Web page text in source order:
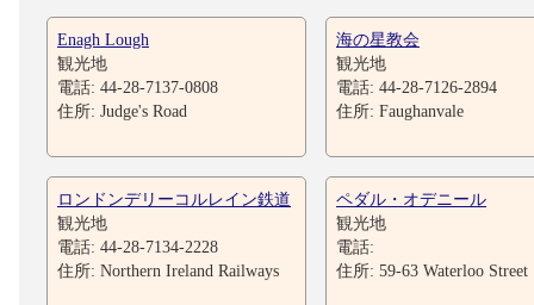
Enagh Lough
観光地
電話: 44-28-7137-0808
住所: Judge's Road
海の星教会
観光地
電話: 44-28-7126-2894
住所: Faughanvale
ロンドンデリーコルレイン鉄道
観光地
電話: 44-28-7134-2228
住所: Northern Ireland Railways
ペダル・オデニール
観光地
電話:
住所: 59-63 Waterloo Street